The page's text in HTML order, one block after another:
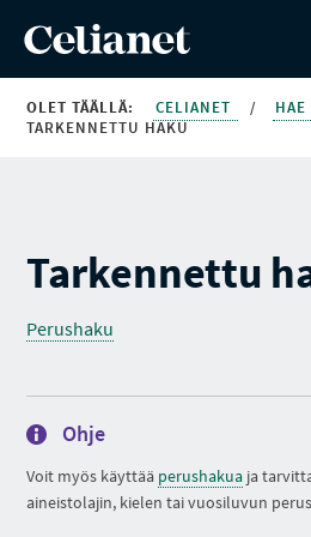
OLET TÄÄLLÄ: CELIANET /
TARKENNETTU HAKU
Tarkennettu
Perushaku
Ohje
Voit myös käyttää perushakua ja
aineistolajin, kielen tai vuosiluvun